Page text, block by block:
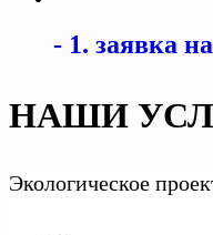
1. заявка
НАШИ
Экологическое